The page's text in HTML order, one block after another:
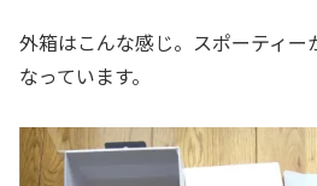
外箱はこんな感じ。スポーティ
なっています。